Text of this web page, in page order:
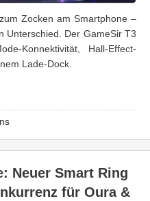
Zocken am Smartphone –
Unterschied. Der GameSir T3
Konnektivität, Hall-Effect-
Lade-Dock.
Neuer Smart Ring
für Oura &